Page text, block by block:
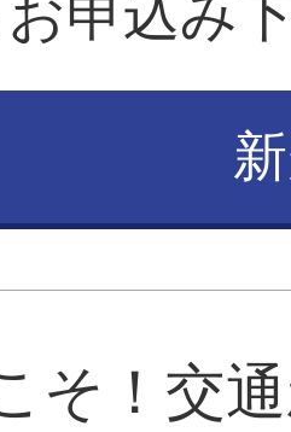
そ！交